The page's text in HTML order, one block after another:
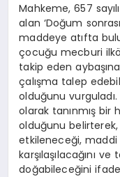
Mahkeme, 657
alan ‘Doğum
maddeye atıfta
çocuğu mecburi
takip eden
çalışma talep
olduğunu vurguladı.
olarak tanınmış bir
olduğunu
etkileneceği,
karşılaşılacağını
doğabileceğini